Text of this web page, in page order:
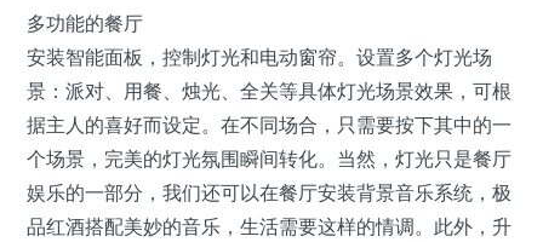
多功能的餐厅
安装智能面板，控制灯光和电动窗帘。设置多个灯光场
景：派对、用餐、烛光、全关等具体灯光场景效果，可根
据主人的喜好而设定。在不同场合，只需要按下其中的一
个场景，完美的灯光氛围瞬间转化。当然，灯光只是餐厅
娱乐的一部分，我们还可以在餐厅安装背景音乐系统，极
品红酒搭配美妙的音乐，生活需要这样的情调。此外，升